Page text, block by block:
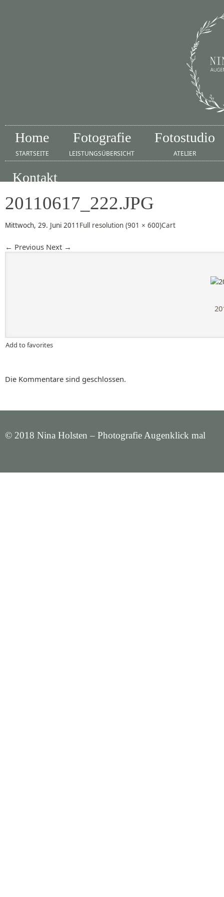
Home
STARTSEITE
Fotografie
LEISTUNGSÜBERSICHT
Fotostudio
ATELIER
Kontakt
20110617_222.JPG
Mittwoch, 29. Juni 2011 Full resolution (901 × 600)Cart
← Previous Next →
Add to favorites
Die Kommentare sind geschlossen.
© 2018 Nina Holsten – Photografie Augenklick mal